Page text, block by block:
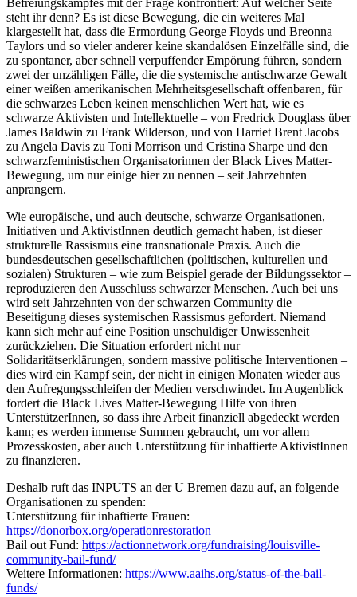
steht ihr denn? Es ist diese Bewegung, die ein weiteres Mal
klargestellt hat, dass die Ermordung George Floyds und Breonna
Taylors und so vieler anderer keine skandalösen Einzelfälle sind, die
zu spontaner, aber schnell verpuffender Empörung führen, sondern
zwei der unzähligen Fälle, die die systemische antischwarze Gewalt
einer weißen amerikanischen Mehrheitsgesellschaft offenbaren, für
die schwarzes Leben keinen menschlichen Wert hat, wie es
schwarze Aktivisten und Intellektuelle – von Fredrick Douglass über
James Baldwin zu Frank Wilderson, und von Harriet Brent Jacobs
zu Angela Davis zu Toni Morrison und Cristina Sharpe und den
schwarzfeministischen Organisatorinnen der Black Lives Matter-
Bewegung, um nur einige hier zu nennen – seit Jahrzehnten
anprangern.
Wie europäische, und auch deutsche, schwarze Organisationen,
Initiativen und AktivistInnen deutlich gemacht haben, ist dieser
strukturelle Rassismus eine transnationale Praxis. Auch die
bundesdeutschen gesellschaftlichen (politischen, kulturellen und
sozialen) Strukturen – wie zum Beispiel gerade der Bildungssektor –
reproduzieren den Ausschluss schwarzer Menschen. Auch bei uns
wird seit Jahrzehnten von der schwarzen Community die
Beseitigung dieses systemischen Rassismus gefordert. Niemand
kann sich mehr auf eine Position unschuldiger Unwissenheit
zurückziehen. Die Situation erfordert nicht nur
Solidaritätserklärungen, sondern massive politische Interventionen –
dies wird ein Kampf sein, der nicht in einigen Monaten wieder aus
den Aufregungsschleifen der Medien verschwindet. Im Augenblick
fordert die Black Lives Matter-Bewegung Hilfe von ihren
UnterstützerInnen, so dass ihre Arbeit finanziell abgedeckt werden
kann; es werden immense Summen gebraucht, um vor allem
Prozesskosten, aber auch Unterstützung für inhaftierte AktivistInnen
zu finanzieren.
Deshalb ruft das INPUTS an der U Bremen dazu auf, an folgende
Organisationen zu spenden:
Unterstützung für inhaftierte Frauen:
https://donorbox.org/operationrestoration
Bail out Fund: https://actionnetwork.org/fundraising/louisville-
community-bail-fund/
Weitere Informationen: https://www.aaihs.org/status-of-the-bail-
funds/